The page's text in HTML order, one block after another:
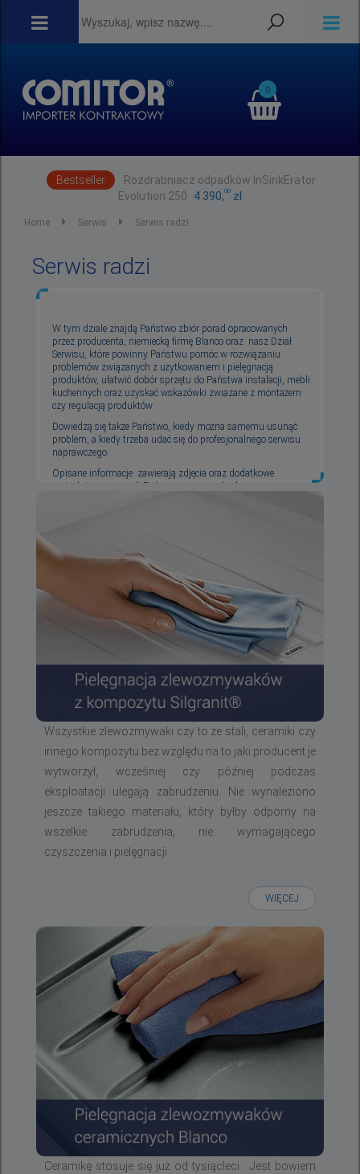
0
Bestseller
Rozdrabniacz odpadków InSinkErator
Evolution 250
4 390,00 zł
Home Serwis Serwis radzi
Serwis radzi
W tym dziale znajdą Państwo zbiór porad opracowanych
przez producenta, niemiecką firmę Blanco oraz nasz Dział
Serwisu, które powinny Państwu pomóc w rozwiązaniu
problemów związanych z użytkowaniem i pielęgnacją
produktów, ułatwić dobór sprzętu do Państwa instalacji, mebli
kuchennych oraz uzyskać wskazówki zwiazane z montażem
czy regulacją produktów.
Dowiedzą się także Państwo, kiedy można samemu usunąć
problem, a kiedy trzeba udać się do profesjonalnego serwisu
naprawczego.
Opisane informacje zawierają zdjęcia oraz dodatkowe
instrukcje, co pozwoli Państwu na samodzielne rozwiązanie
Wszystkie zlewozmywaki czy to ze stali, ceramiki czy
innego kompozytu bez względu na to jaki producent je
wytworzył, wcześniej czy później podczas
eksploatacji ulegają zabrudzeniu. Nie wynaleziono
jeszcze takiego materiału, który byłby odporny na
wszelkie zabrudzenia, nie wymagającego
czyszczenia i pielęgnacji
WIĘCEJ
Ceramikę stosuje się już od tysiącleci . Jest bowiem